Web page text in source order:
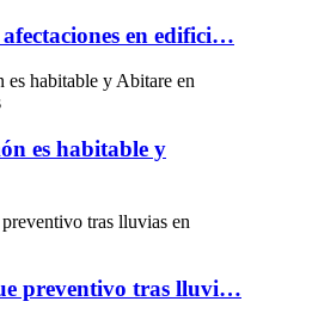
en edifici…
es habitable y
preventivo tras lluvi…